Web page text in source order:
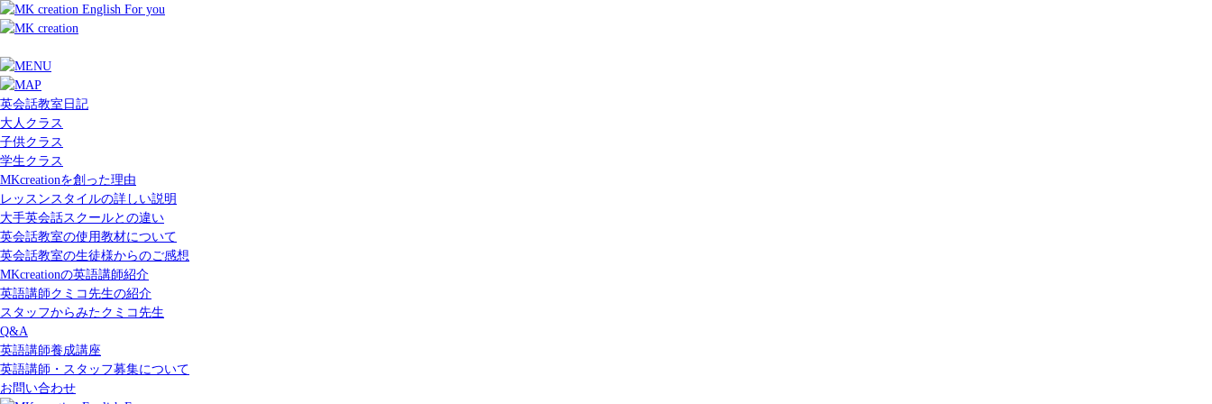
英会話教室日記
大人クラス
子供クラス
学生クラス
MKcreationを創った理由
レッスンスタイルの詳しい説明
大手英会話スクールとの違い
英会話教室の使用教材について
英会話教室の生徒様からのご感想
MKcreationの英語講師紹介
英語講師クミコ先生の紹介
スタッフからみたクミコ先生
Q&A
英語講師養成講座
英語講師・スタッフ募集について
お問い合わせ